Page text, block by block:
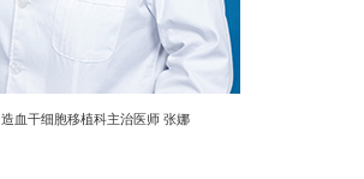
造血干细胞移植科主治医师 张娜